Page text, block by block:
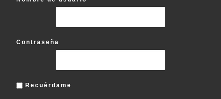
Contraseña
Recuérdame